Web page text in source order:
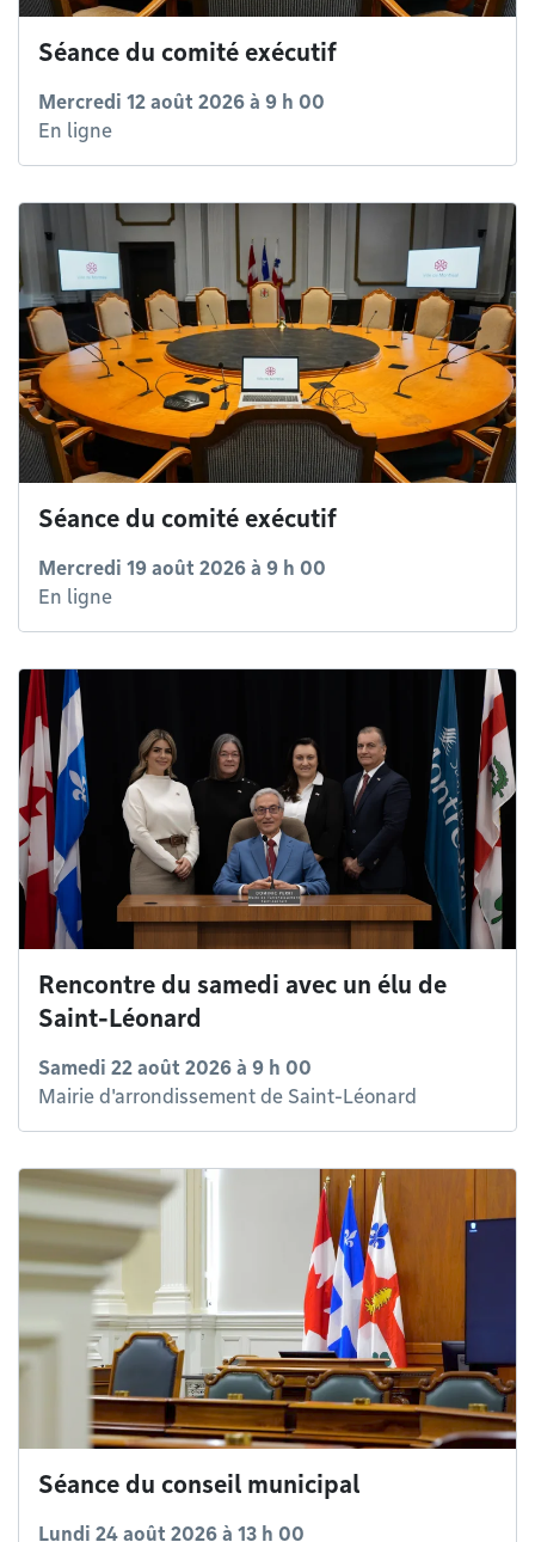
Séance du comité exécutif
Mercredi 12 août 2026 à 9 h 00
En ligne
Séance du comité exécutif
Mercredi 19 août 2026 à 9 h 00
En ligne
Rencontre du samedi avec un élu de
Saint-Léonard
Samedi 22 août 2026 à 9 h 00
Mairie d'arrondissement de Saint-Léonard
Séance du conseil municipal
Lundi 24 août 2026 à 13 h 00